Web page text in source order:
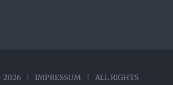
2026 | IMPRESSUM| ALL RIGHTS